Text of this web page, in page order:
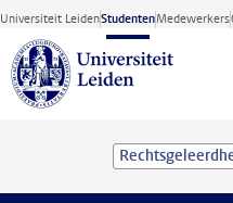
Ga direct naar de inhoud
Universiteit LeidenStudentenMedewerkers